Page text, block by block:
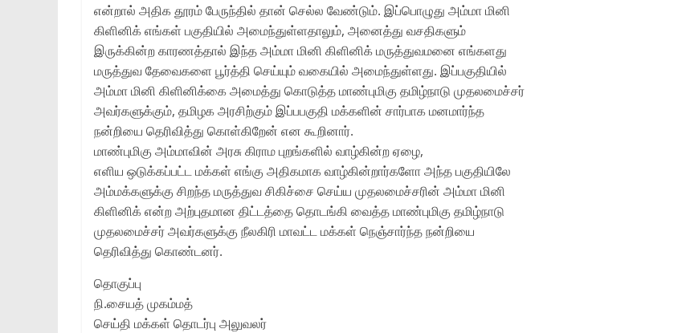
என்றால்‌ அதிக தூரம்‌ பேருந்தில்‌ தான்‌ செல்ல வேண்டும்‌. இப்பொழுது அம்மா மினி
கிளினிக்‌ எங்கள்‌ பகுதியில்‌ அமைந்துள்ளதாலும்‌, அனைத்து வசதிகளும்‌
இருக்கின்ற காரணத்தால்‌ இந்த அம்மா மினி கிளினிக்‌ மருத்துவமனை எங்களது
மருத்துவ தேவைகளை பூர்த்தி செய்யும்‌ வகையில்‌ அமைந்துள்ளது. இப்பகுதியில்‌
அம்மா மினி கிளினிக்கை அமைத்து கொடுத்த மாண்புமிகு தமிழ்நாடு முதலமைச்சர்‌
அவர்களுக்கும்‌, தமிழக அரசிற்கும்‌ இப்பபகுதி மக்களின்‌ சார்பாக மனமார்ந்த
நன்றியை தெரிவித்து கொள்கிறேன்‌ என கூறினார்‌.
மாண்புமிகு அம்மாவின்‌ அரசு கிராம புறங்களில்‌ வாழ்கின்ற ஏழை,
எளிய ஒடுக்கப்பட்ட மக்கள்‌ எங்கு அதிகமாக வாழ்கின்றார்களோ அந்த பகுதியிலே
அம்மக்களுக்கு சிறந்த மருத்துவ சிகிச்சை செய்ய முதலமைச்சரின்‌ அம்மா மினி
கிளினிக்‌ என்ற அற்புதமான திட்டத்தை தொடங்கி வைத்த மாண்புமிகு தமிழ்நாடு
முதலமைச்சர்‌ அவர்களுக்கு நீலகிரி மாவட்ட மக்கள்‌ நெஞ்சார்ந்த நன்றியை
தெரிவித்து கொண்டனர்‌.
தொகுப்பு
நி.சையத்‌ முகம்மத்‌
செய்தி மக்கள்‌ தொடர்பு அலுவலர்‌